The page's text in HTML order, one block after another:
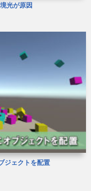
光が原因
ジェクトを配置